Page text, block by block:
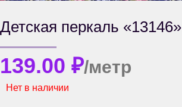
Детская перкаль «13146»
139.00 ₽/метр
Нет в наличии